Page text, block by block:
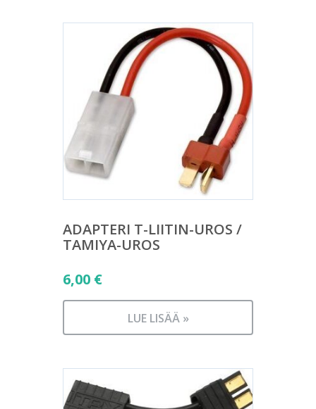
ADAPTERI T-LIITIN-UROS /
TAMIYA-UROS
6,00 €
LUE LISÄÄ »